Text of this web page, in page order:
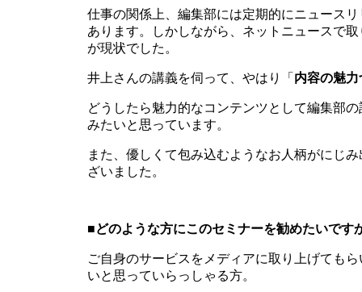
仕事の関係上、編集部には定期的にニュース
あります。しかしながら、ネットニュースで
が現状でした。
井上さんの講義を伺って、やはり「 内容の魅力
どうしたら魅力的なコンテンツとして編集部
みたいと思っています。
また、優しくて包み込むようなお人柄がにじ
ざいました。
■どのような方にこのセミナーを勧めたいです
ご自身のサービスをメディアに取り上げても
いと思っていらっしゃる方。